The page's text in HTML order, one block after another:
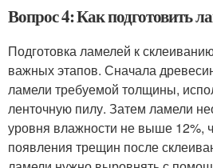
Вопрос 4: Как подготовить
Подготовка ламелей к
важных этапов. Сначала
ламели требуемой толщины,
ленточную пилу. Затем ламели
уровня влажности не выше 12%,
появления трещин после